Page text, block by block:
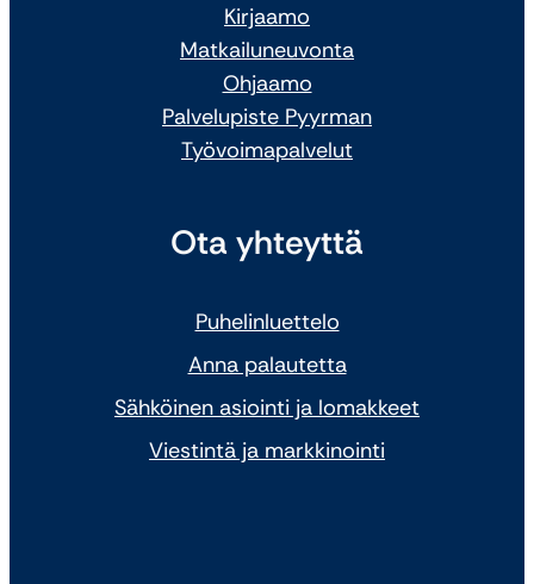
Kirjaamo
Matkailuneuvonta
Ohjaamo
Palvelupiste Pyyrman
Työvoimapalvelut
Ota yhteyttä
Puhelinluettelo
Anna palautetta
Sähköinen asiointi ja lomakkeet
Viestintä ja markkinointi